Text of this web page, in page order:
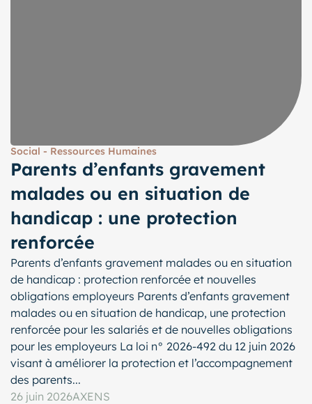
Social - Ressources Humaines
Parents d’enfants gravement
malades ou en situation de
handicap : une protection
renforcée
Parents d’enfants gravement malades ou en situation
de handicap : protection renforcée et nouvelles
obligations employeurs Parents d’enfants gravement
malades ou en situation de handicap, une protection
renforcée pour les salariés et de nouvelles obligations
pour les employeurs La loi n° 2026-492 du 12 juin 2026
visant à améliorer la protection et l’accompagnement
des parents...
26 juin 2026AXENS